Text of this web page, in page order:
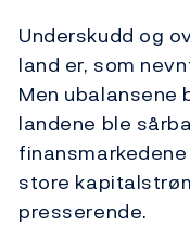
Underskudd og
land er, som
Men
landene ble
store
presserende.